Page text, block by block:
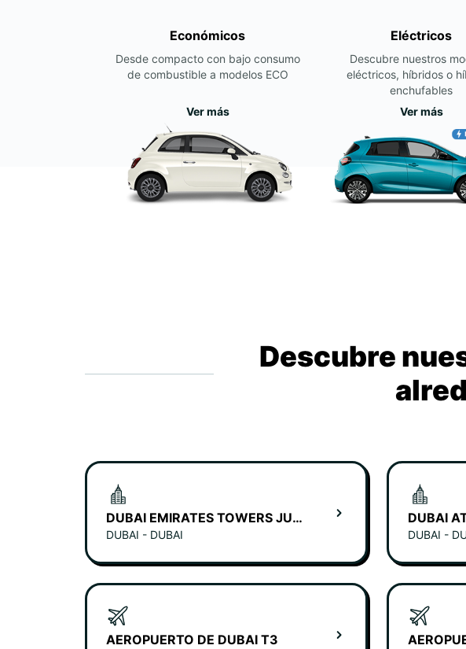
Económicos
Desde compacto con bajo consumo
de combustible a modelos ECO
Ver más
Eléctricos
Descubre nuestros
eléctricos, híbridos o
enchufables
Ver más
Descubre
DUBAI EMIRATES TOWERS JUMEIRAH HOTEL
DUBAI - DUBAI DUBAI -
AEROPUERTO DE DUBAI T3